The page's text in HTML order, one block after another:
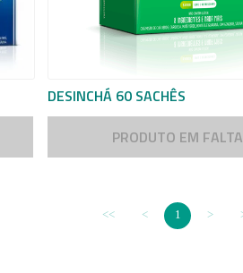
DESINCHÁ 60 SACHÊS
PRODUTO EM FALTA
1